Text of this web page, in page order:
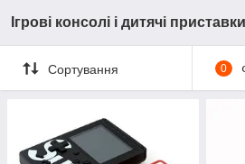
Ігрові консолі і дитячі приставки
Сортування 0